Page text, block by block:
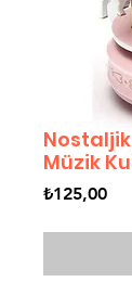
Nostaljik
Müzik
₺125,00